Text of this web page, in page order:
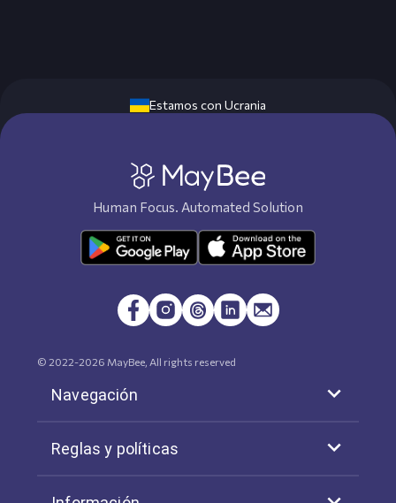
Estamos con Ucrania
Human Focus. Automated Solution
© 2022-2026 MayBee, All rights reserved
Navegación
Reglas y políticas